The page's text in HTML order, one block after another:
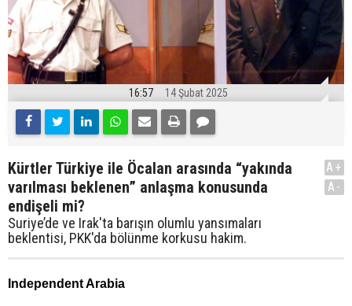
16:57 14 Şubat 2025
Kürtler Türkiye ile Öcalan arasında “yakında
varılması beklenen” anlaşma konusunda
endişeli mi?
Suriye’de ve Irak'ta barışın olumlu yansımaları
beklentisi, PKK'da bölünme korkusu hakim.
A+
A-
Independent Arabia